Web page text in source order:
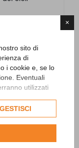
×
sito di
di
i cookie e, se lo
Eventuali
utilizzati
essere utilizzati
Per ulteriori
raccolti,
GESTISCI
bianco.
E